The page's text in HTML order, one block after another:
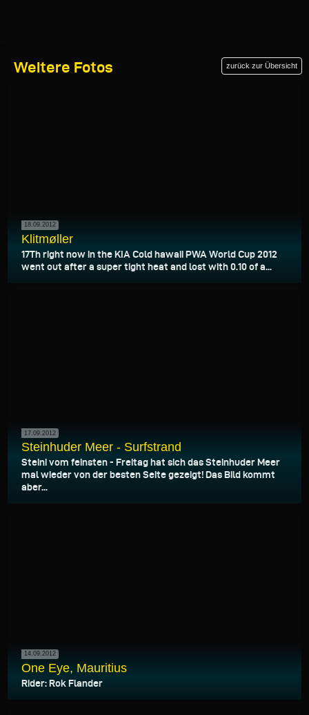
Weitere Fotos zurück zur Übersicht
18.09.2012
Klitmøller
17Th right now in the KIA Cold hawaii PWA World Cup 2012
went out after a super tight heat and lost with 0.10 of a...
17.09.2012
Steinhuder Meer - Surfstrand
Steini vom feinsten - Freitag hat sich das Steinhuder Meer
mal wieder von der besten Seite gezeigt! Das Bild kommt
aber...
14.09.2012
One Eye, Mauritius
Rider: Rok Flander